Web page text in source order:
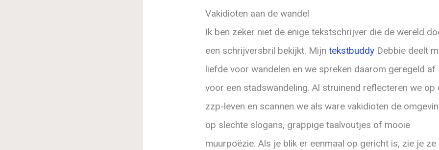
Vakidioten aan de wandel
Ik ben zeker niet de enige tekstschrijver die de wereld
een schrijversbril bekijkt. Mijn tekstbuddy Debbie deelt
liefde voor wandelen en we spreken daarom geregeld af
voor een stadswandeling. Al struinend reflecteren we op
zzp-leven en scannen we als ware vakidioten de
op slechte slogans, grappige taalvoutjes of mooie
muurpoëzie. Als je blik er eenmaal op gericht is, zie je ze